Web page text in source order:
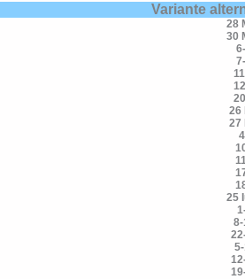
Variante
28
30
26
27
25